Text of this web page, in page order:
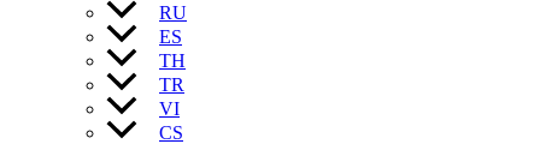
RU
ES
TH
TR
VI
CS